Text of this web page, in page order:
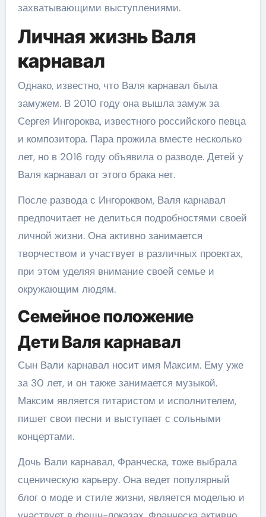
захватывающими выступлениями.
Личная жизнь Валя
карнавал
Однако, известно, что Валя карнавал была
замужем. В 2010 году она вышла замуж за
Сергея Ингороква, известного российского певца
и композитора. Пара прожила вместе несколько
лет, но в 2016 году объявила о разводе. Детей у
Валя карнавал от этого брака нет.
После развода с Ингороквом, Валя карнавал
предпочитает не делиться подробностями своей
личной жизни. Она активно занимается
творчеством и участвует в различных проектах,
при этом уделяя внимание своей семье и
окружающим людям.
Семейное положение
Дети Валя карнавал
Сын Вали карнавал носит имя Максим. Ему уже
за 30 лет, и он также занимается музыкой.
Максим является гитаристом и исполнителем,
пишет свои песни и выступает с сольными
концертами.
Дочь Вали карнавал, Франческа, тоже выбрала
сценическую карьеру. Она ведет популярный
блог о моде и стиле жизни, является моделью и